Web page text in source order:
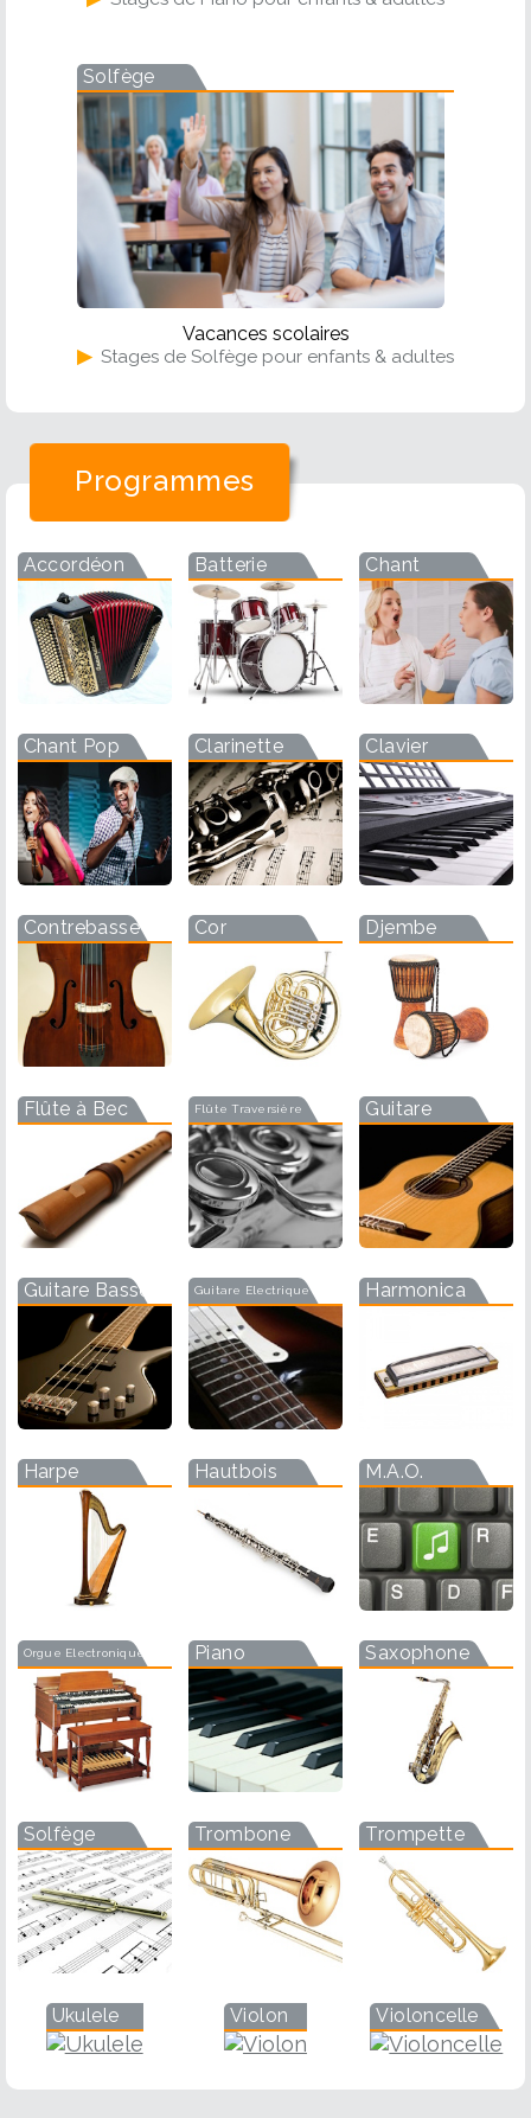
Solfège
Vacances scolaires
▶ Stages de Solfège pour enfants & adultes
Programmes
Accordéon Batterie Chant
Chant Pop Clarinette Clavier
Contrebasse Cor Djembe
Flûte à Bec Flûte Traversière Guitare
Guitare Basse Guitare Electrique Harmonica
Harpe Hautbois M.A.O.
Orgue Electronique Piano Saxophone
Solfège Trombone Trompette
Ukulele Violon Violoncelle